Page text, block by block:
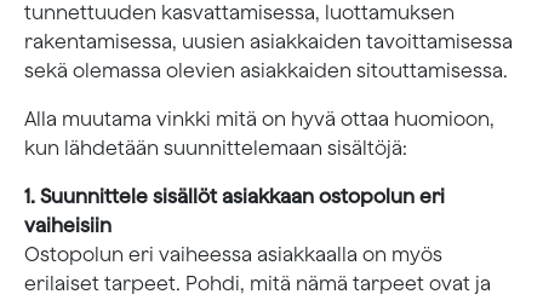
tunnettuuden kasvattamisessa, luottamuksen
rakentamisessa, uusien asiakkaiden tavoittamisessa
sekä olemassa olevien asiakkaiden sitouttamisessa.
Alla muutama vinkki mitä on hyvä ottaa huomioon,
kun lähdetään suunnittelemaan sisältöjä:
1. Suunnittele sisällöt asiakkaan ostopolun eri
vaiheisiin
Ostopolun eri vaiheessa asiakkaalla on myös
erilaiset tarpeet. Pohdi, mitä nämä tarpeet ovat ja